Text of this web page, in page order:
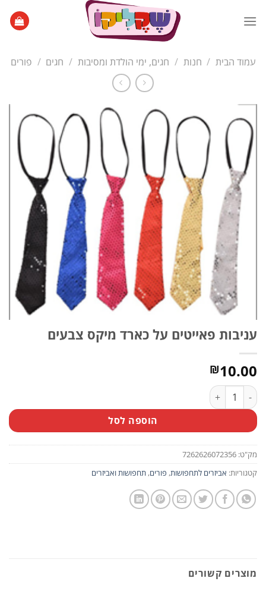
עמוד הבית / חנות / חגים, ימי הולדת ומסיבות / חגים / פורים
עניבות פאייטים על כארד מיקס צבעים
₪10.00
כמות של עניבות פאייטים על כארד מיקס צבעים
הוספה לסל
מק"ט: 7262626072356
קטגוריות: אביזרים לתחפושות, פורים, תחפושות ואביזרים
מוצרים קשורים